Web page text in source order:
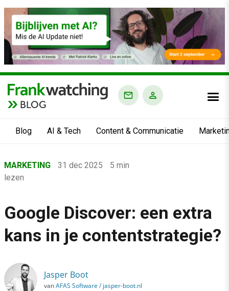
BLOG
Blog AI & Tech Content & Communicatie
›
Marketing
›
MARKETING 31 dec 2025
5 min
lezen
Google Discover: een extra
kans in je contentstrategie?
Jasper Boot
vanAFAS Software / jasper-boot.nl